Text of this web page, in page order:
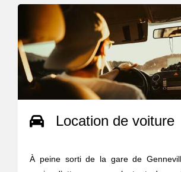
Location de voiture
À peine sorti de la gare de